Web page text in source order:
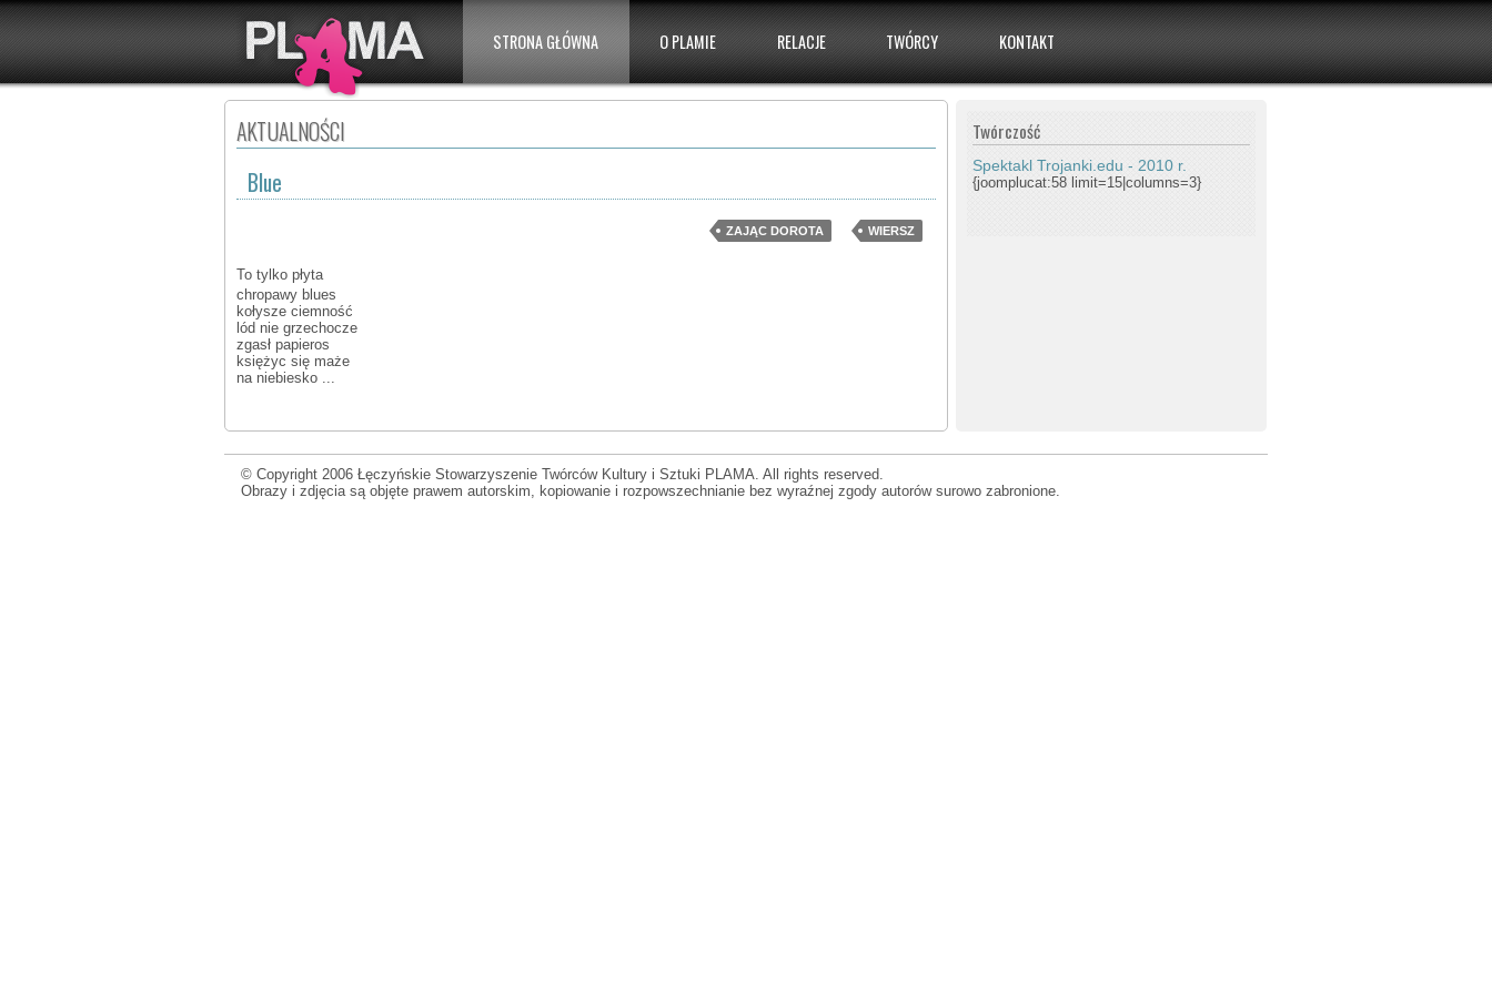
STRONA GŁÓWNA O PLAMIE RELACJE TWÓRCY KONTAKT
AKTUALNOŚCI
Blue
ZAJĄC DOROTA WIERSZ
To tylko płyta
chropawy blues
kołysze ciemność
lód nie grzechocze
zgasł papieros
księżyc się maże
na niebiesko ...
Twórczość
Spektakl Trojanki.edu - 2010 r.
{joomplucat:58 limit=15|columns=3}
© Copyright 2006 Łęczyńskie Stowarzyszenie Twórców Kultury i Sztuki PLAMA. All rights reserved.
Obrazy i zdjęcia są objęte prawem autorskim, kopiowanie i rozpowszechnianie bez wyraźnej zgody autorów surowo zabronione.